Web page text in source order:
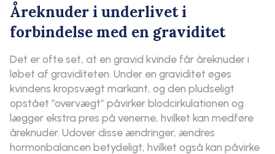
Åreknuder i underlivet i
forbindelse med en graviditet
Det er ofte set, at en gravid kvinde får åreknuder i
løbet af graviditeten. Under en graviditet øges
kvindens kropsvægt markant, og den pludseligt
opstået ”overvægt” påvirker blodcirkulationen og
lægger ekstra pres på venerne, hvilket kan medføre
åreknuder. Udover disse ændringer, ændres
hormonbalancen betydeligt, hvilket også kan påvirke